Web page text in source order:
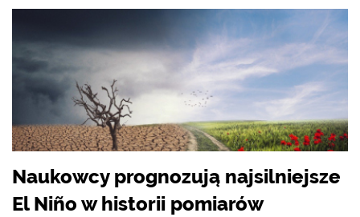
Naukowcy prognozują najsilniejsze
El Niño w historii pomiarów